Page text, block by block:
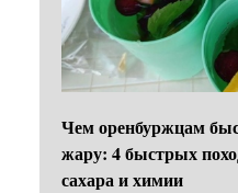
Чем оренбуржцам
жару: 4 быстрых
сахара и химии